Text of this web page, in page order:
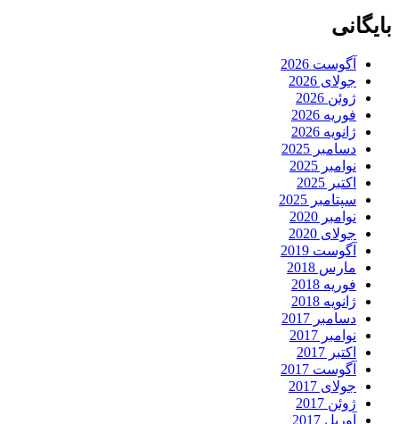
بایگانی
آگوست 2026
جولای 2026
ژوئن 2026
فوریه 2026
ژانویه 2026
دسامبر 2025
نوامبر 2025
اکتبر 2025
سپتامبر 2025
نوامبر 2020
جولای 2020
آگوست 2019
مارس 2018
فوریه 2018
ژانویه 2018
دسامبر 2017
نوامبر 2017
اکتبر 2017
آگوست 2017
جولای 2017
ژوئن 2017
آوریل 2017